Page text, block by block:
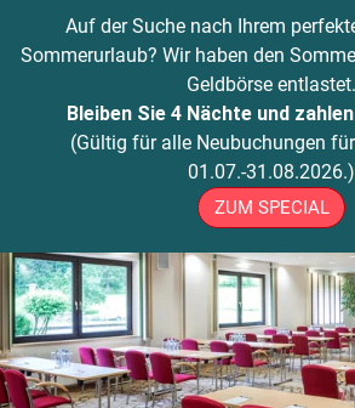
Winterurlaub
Geschichte
Team
Webcam
Zimmerpreise
Donau.ALLinclusive.Leistungen
Stornobedingungen
Donau.PAUSCHALEN
Donau.EVENTS
Urlaub mit der Familie
Urlaub mit Freunden
Urlaub mit dem Hund
Singleurlaub mit Kind
Aktivprogramm
Radfahren
Donau-Radfähre
Bike Station
Badeerlebnis
Yoga an der Donau
Wellness-Paradies
Beauty & Kosmetik
Wickel & Packungen
Entspannungs-Pakete
Business & Seminare
Seminare & Tagungen
Firmenfeiern
Seminaranfrage
ONLINE BUCHEN
Kontakt
Zimmerpreise
Auf der Suche nach Ihrem
Sommerurlaub? Wir haben den
Geldbörse entlastet.
Bleiben Sie 4 Nächte und
(Gültig für alle Neubuchungen
01.07.-31.08.2026.)
ZUM SPECIAL